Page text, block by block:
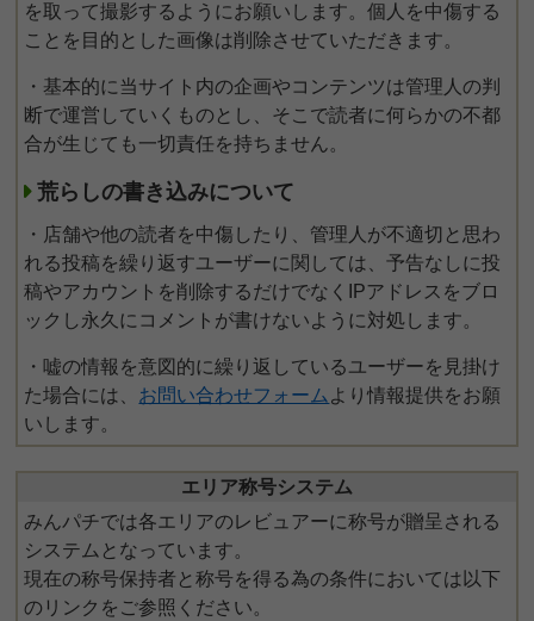
を取って撮影するようにお願いします。個人を中傷する
ことを目的とした画像は削除させていただきます。
・基本的に当サイト内の企画やコンテンツは管理人の判
断で運営していくものとし、そこで読者に何らかの不都
合が生じても一切責任を持ちません。
荒らしの書き込みについて
・店舗や他の読者を中傷したり、管理人が不適切と思わ
れる投稿を繰り返すユーザーに関しては、予告なしに投
稿やアカウントを削除するだけでなくIPアドレスをブロ
ックし永久にコメントが書けないように対処します。
・嘘の情報を意図的に繰り返しているユーザーを見掛け
た場合には、 お問い合わせフォーム より情報提供をお願
いします。
エリア称号システム
みんパチでは各エリアのレビュアーに称号が贈呈される
システムとなっています。
現在の称号保持者と称号を得る為の条件においては以下
のリンクをご参照ください。